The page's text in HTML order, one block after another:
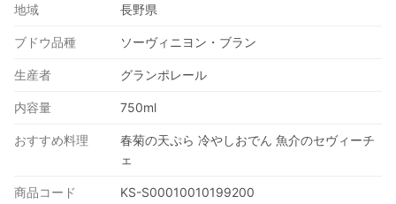
地域 長野県
ブドウ品種 ソーヴィニヨン・ブラン
生産者 グランポレール
内容量 750ml
おすすめ料理
春菊の天ぷら 冷やしおでん 魚介のセヴィーチ
ェ
商品コード KS-S00010010199200